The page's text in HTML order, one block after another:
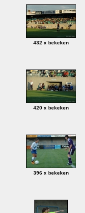
432 x bekeken
420 x bekeken
396 x bekeken